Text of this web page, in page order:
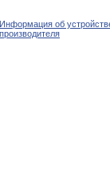
Информация об
производителя